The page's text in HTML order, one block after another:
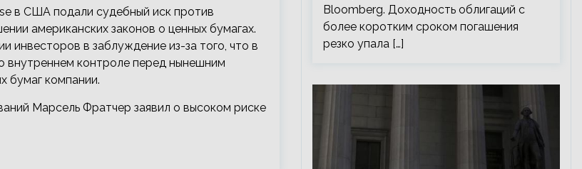
в США подали судебный иск против
американских законов о ценных бумагах.
инвесторов в заблуждение из-за того, что в
внутреннем контроле перед нынешним
бумаг компании.
Марсель Фратчер заявил о высоком риске
Bloomberg. Доходность облигаций с
более коротким сроком погашения
резко упала […]